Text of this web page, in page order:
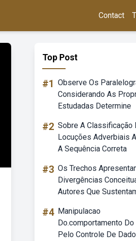
Contact
Top Post
#1 Observe Os
Considerando As
Estudadas Determine
#2 Sobre A Classificação
Locuções Adverbiais
A Sequência Correta
#3 Os Trechos
Divergências
Autores Que
#4 Manipulacao
Do.comportamento Do
Pelo Controle De